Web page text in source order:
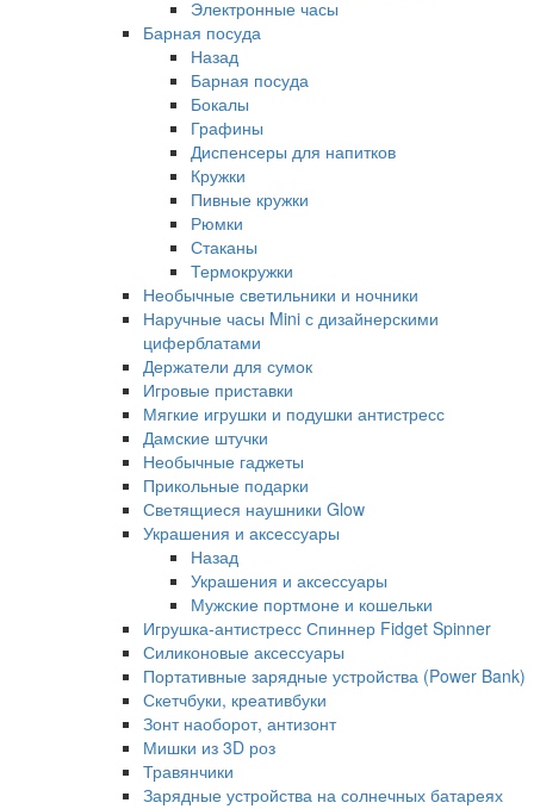
Электронные часы
Барная посуда
Назад
Барная посуда
Бокалы
Графины
Диспенсеры для напитков
Кружки
Пивные кружки
Рюмки
Стаканы
Термокружки
Необычные светильники и ночники
Наручные часы Mini с дизайнерскими
циферблатами
Держатели для сумок
Игровые приставки
Мягкие игрушки и подушки антистресс
Дамские штучки
Необычные гаджеты
Прикольные подарки
Светящиеся наушники Glow
Украшения и аксессуары
Назад
Украшения и аксессуары
Мужские портмоне и кошельки
Игрушка-антистресс Спиннер Fidget Spinner
Силиконовые аксессуары
Портативные зарядные устройства (Power Bank)
Скетчбуки, креативбуки
Зонт наоборот, антизонт
Мишки из 3D роз
Травянчики
Зарядные устройства на солнечных батареях